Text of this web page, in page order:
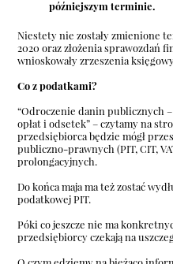
późniejszym terminie.
Niestety nie zostały zmienione
2020 oraz złożenia sprawozdań
wnioskowały zrzeszenia
Co z podatkami?
“Odroczenie danin publicznych –
opłat i odsetek” – czytamy na
przedsiębiorca będzie mógł
publiczno-prawnych (PIT, CIT,
prolongacyjnych.
Do końca maja ma też zostać
podatkowej PIT.
Póki co jeszcze nie ma
przedsiębiorcy czekają na